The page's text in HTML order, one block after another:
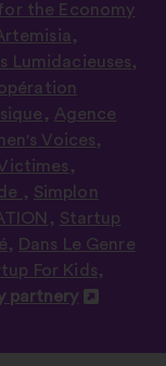
for the Economy
,
Lumidacieuses,
, Agence
Voices,
,
, Simplon
, Startup
, Dans Le Genre
For Kids,
partnery